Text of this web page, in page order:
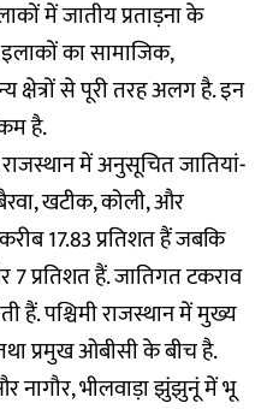
में जातीय प्रताड़ना के
का सामाजिक,
क्षेत्रों से पूरी तरह अलग है. इन
है.
में अनुसूचित जातियां-
खटीक, कोली, और
17.83 प्रतिशत हैं जबकि
7 प्रतिशत हैं. जातिगत टकराव
हैं. पश्चिमी राजस्थान में मुख्य
प्रमुख ओबीसी के बीच है.
नागौर, भीलवाड़ा झुंझुनूं में भू